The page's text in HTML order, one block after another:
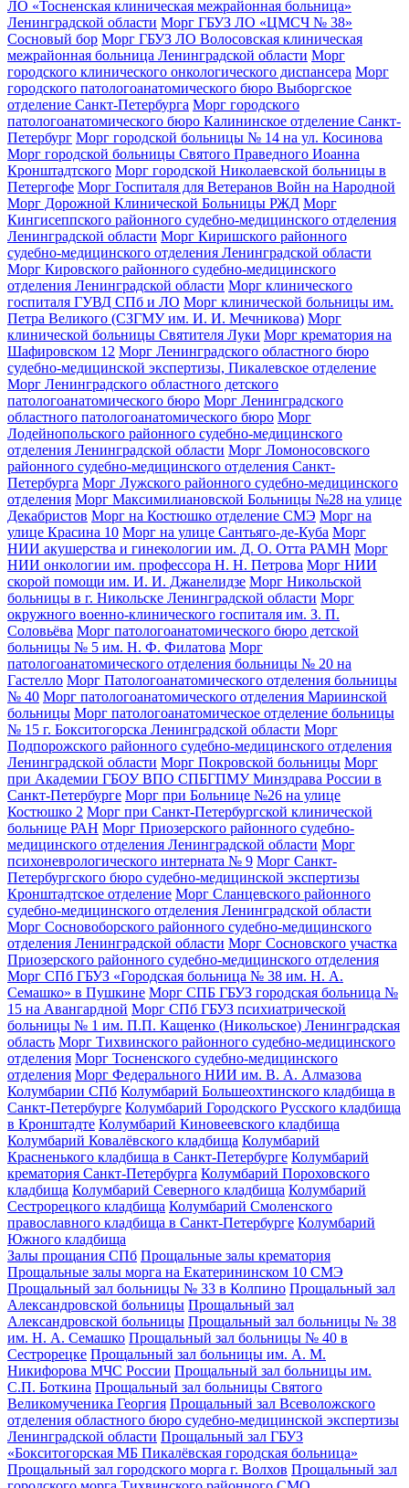
ЛО «Тосненская клиническая межрайонная больница»
Ленинградской области Морг ГБУЗ ЛО «ЦМСЧ № 38»
Сосновый бор Морг ГБУЗ ЛО Волосовская клиническая
межрайонная больница Ленинградской области Морг
городского клинического онкологического диспансера Морг
городского патологоанатомического бюро Выборгское
отделение Санкт-Петербурга Морг городского
патологоанатомического бюро Калининское отделение Санкт-
Петербург Морг городской больницы № 14 на ул. Косинова
Морг городской больницы Святого Праведного Иоанна
Кронштадтского Морг городской Николаевской больницы в
Петергофе Морг Госпиталя для Ветеранов Войн на Народной
Морг Дорожной Клинической Больницы РЖД Морг
Кингисеппского районного судебно-медицинского отделения
Ленинградской области Морг Киришского районного
судебно-медицинского отделения Ленинградской области
Морг Кировского районного судебно-медицинского
отделения Ленинградской области Морг клинического
госпиталя ГУВД СПб и ЛО Морг клинической больницы им.
Петра Великого (СЗГМУ им. И. И. Мечникова) Морг
клинической больницы Святителя Луки Морг крематория на
Шафировском 12 Морг Ленинградского областного бюро
судебно-медицинской экспертизы, Пикалевское отделение
Морг Ленинградского областного детского
патологоанатомического бюро Морг Ленинградского
областного патологоанатомического бюро Морг
Лодейнопольского районного судебно-медицинского
отделения Ленинградской области Морг Ломоносовского
районного судебно-медицинского отделения Санкт-
Петербурга Морг Лужского районного судебно-медицинского
отделения Морг Максимилиановской Больницы №28 на улице
Декабристов Морг на Костюшко отделение СМЭ Морг на
улице Красина 10 Морг на улице Сантьяго-де-Куба Морг
НИИ акушерства и гинекологии им. Д. О. Отта РАМН Морг
НИИ онкологии им. профессора Н. Н. Петрова Морг НИИ
скорой помощи им. И. И. Джанелидзе Морг Никольской
больницы в г. Никольске Ленинградской области Морг
окружного военно-клинического госпиталя им. З. П.
Соловьёва Морг патологоанатомического бюро детской
больницы № 5 им. Н. Ф. Филатова Морг
патологоанатомического отделения больницы № 20 на
Гастелло Морг Патологоанатомического отделения больницы
№ 40 Морг патологоанатомического отделения Мариинской
больницы Морг патологоанатомическое отделение больницы
№ 15 г. Бокситогорска Ленинградской области Морг
Подпорожского районного судебно-медицинского отделения
Ленинградской области Морг Покровской больницы Морг
при Академии ГБОУ ВПО СПБГПМУ Минздрава России в
Санкт-Петербурге Морг при Больнице №26 на улице
Костюшко 2 Морг при Санкт-Петербургской клинической
больнице РАН Морг Приозерского районного судебно-
медицинского отделения Ленинградской области Морг
психоневрологического интерната № 9 Морг Санкт-
Петербургского бюро судебно-медицинской экспертизы
Кронштадтское отделение Морг Сланцевского районного
судебно-медицинского отделения Ленинградской области
Морг Сосновоборского районного судебно-медицинского
отделения Ленинградской области Морг Сосновского участка
Приозерского районного судебно-медицинского отделения
Морг СПб ГБУЗ «Городская больница № 38 им. Н. А.
Семашко» в Пушкине Морг СПБ ГБУЗ городская больница №
15 на Авангардной Морг СПб ГБУЗ психиатрической
больницы № 1 им. П.П. Кащенко (Никольское) Ленинградская
область Морг Тихвинского районного судебно-медицинского
отделения Морг Тосненского судебно-медицинского
отделения Морг Федерального НИИ им. В. А. Алмазова
Колумбарии СПб Колумбарий Большеохтинского кладбища в
Санкт-Петербурге Колумбарий Городского Русского кладбища
в Кронштадте Колумбарий Киновеевского кладбища
Колумбарий Ковалёвского кладбища Колумбарий
Красненького кладбища в Санкт-Петербурге Колумбарий
крематория Cанкт-Петербурга Колумбарий Пороховского
кладбища Колумбарий Северного кладбища Колумбарий
Сестрорецкого кладбища Колумбарий Смоленского
православного кладбища в Санкт-Петербурге Колумбарий
Южного кладбища
Залы прощания СПб Прощальные залы крематория
Прощальные залы морга на Екатерининском 10 СМЭ
Прощальный зал больницы № 33 в Колпино Прощальный зал
Александровской больницы Прощальный зал
Александровской больницы Прощальный зал больницы № 38
им. Н. А. Семашко Прощальный зал больницы № 40 в
Сестрорецке Прощальный зал больницы им. А. М.
Никифорова МЧС России Прощальный зал больницы им.
С.П. Боткина Прощальный зал больницы Святого
Великомученика Георгия Прощальный зал Всеволожского
отделения областного бюро судебно-медицинской экспертизы
Ленинградской области Прощальный зал ГБУЗ
«Бокситогорская МБ Пикалёвская городская больница»
Прощальный зал городского морга г. Волхов Прощальный зал